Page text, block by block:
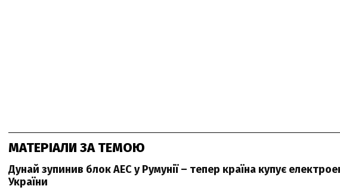
МАТЕРІАЛИ ЗА ТЕМОЮ
Дунай зупинив блок АЕС у Румунії – тепер країна купує
України